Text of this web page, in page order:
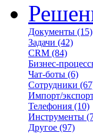
Документы (15)
Задачи (42)
CRM (84)
Бизнес-
Чат-боты (6)
Сотрудники
Импорт/
Телефония (10)
Инструменты
Другое (97)